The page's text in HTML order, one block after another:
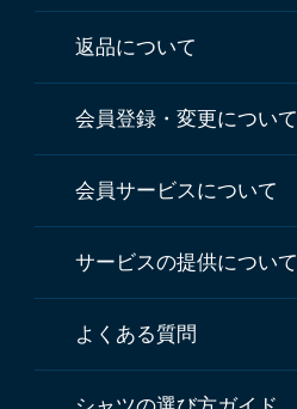
返品について
会員登録・変更について
会員サービスについて
サービスの提供について
よくある質問